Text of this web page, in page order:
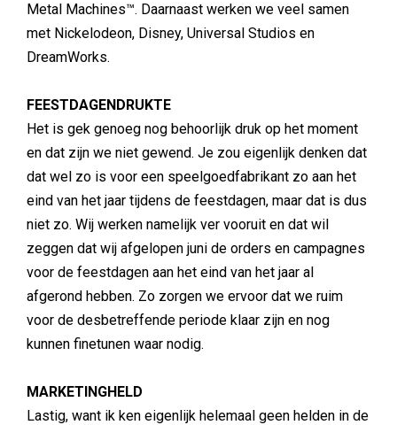
Metal Machines™. Daarnaast werken we veel samen
met Nickelodeon, Disney, Universal Studios en
DreamWorks.
FEESTDAGENDRUKTE
Het is gek genoeg nog behoorlijk druk op het moment
en dat zijn we niet gewend. Je zou eigenlijk denken dat
dat wel zo is voor een speelgoedfabrikant zo aan het
eind van het jaar tijdens de feestdagen, maar dat is dus
niet zo. Wij werken namelijk ver vooruit en dat wil
zeggen dat wij afgelopen juni de orders en campagnes
voor de feestdagen aan het eind van het jaar al
afgerond hebben. Zo zorgen we ervoor dat we ruim
voor de desbetreffende periode klaar zijn en nog
kunnen finetunen waar nodig.
MARKETINGHELD
Lastig, want ik ken eigenlijk helemaal geen helden in de